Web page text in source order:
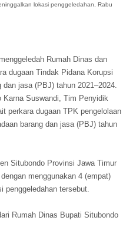
lokasi penggeledahan, Rabu
Rumah Dinas dan
dugaan Tindak Pidana Korupsi
jasa (PBJ) tahun 2021–2024.
Karna Suswandi, Tim Penyidik
perkara dugaan TPK pengelolaan
barang dan jasa (PBJ) tahun
Situbondo Provinsi Jawa Timur
menggunakan 4 (empat)
tersebut.
Rumah Dinas Bupati Situbondo